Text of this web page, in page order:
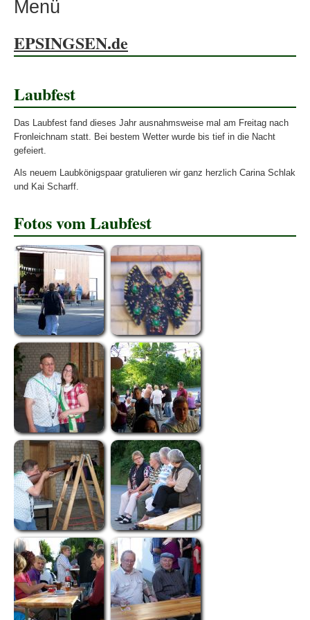
Menü
EPSINGSEN.de
Laubfest
Das Laubfest fand dieses Jahr ausnahmsweise mal am Freitag nach
Fronleichnam statt. Bei bestem Wetter wurde bis tief in die Nacht
gefeiert.
Als neuem Laubkönigspaar gratulieren wir ganz herzlich Carina Schlak
und Kai Scharff.
Fotos vom Laubfest